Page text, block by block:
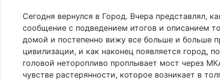
Сегодня вернулся в Город. Вчера представлял,
сообщение с подведением итогов и описанием
домой и постепенно вижу все больше и больше
цивилизации, и как наконец появляется город,
головой неторопливо проплывает мост через
чувстве растерянности, которое возникает в